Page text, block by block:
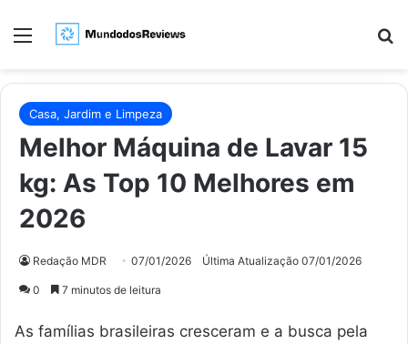
Menu
Casa, Jardim e Limpeza
Melhor Máquina de Lavar 15
kg: As Top 10 Melhores em
2026
Redação MDR 07/01/2026 Última Atualização 07/01/2026
0 7 minutos de leitura
As famílias brasileiras cresceram e a busca pela